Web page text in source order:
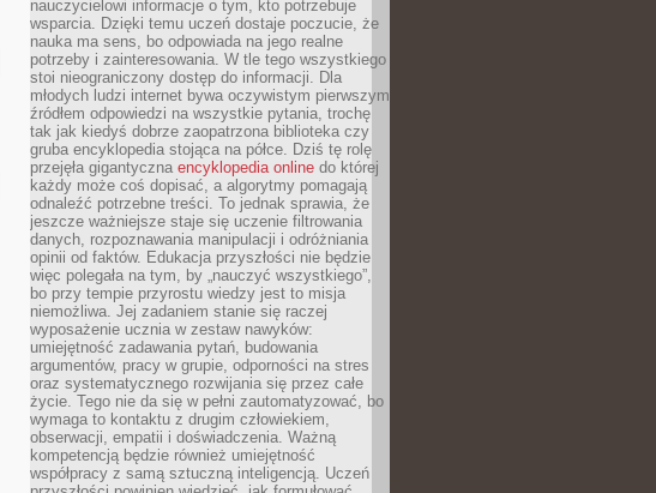
nauczycielowi informacje o tym, kto potrzebuje
wsparcia. Dzięki temu uczeń dostaje poczucie, że
nauka ma sens, bo odpowiada na jego realne
potrzeby i zainteresowania. W tle tego wszystkiego
stoi nieograniczony dostęp do informacji. Dla
młodych ludzi internet bywa oczywistym pierwszym
źródłem odpowiedzi na wszystkie pytania, trochę
tak jak kiedyś dobrze zaopatrzona biblioteka czy
gruba encyklopedia stojąca na półce. Dziś tę rolę
przejęła gigantyczna encyklopedia online do której
każdy może coś dopisać, a algorytmy pomagają
odnaleźć potrzebne treści. To jednak sprawia, że
jeszcze ważniejsze staje się uczenie filtrowania
danych, rozpoznawania manipulacji i odróżniania
opinii od faktów. Edukacja przyszłości nie będzie
więc polegała na tym, by „nauczyć wszystkiego”,
bo przy tempie przyrostu wiedzy jest to misja
niemożliwa. Jej zadaniem stanie się raczej
wyposażenie ucznia w zestaw nawyków:
umiejętność zadawania pytań, budowania
argumentów, pracy w grupie, odporności na stres
oraz systematycznego rozwijania się przez całe
życie. Tego nie da się w pełni zautomatyzować, bo
wymaga to kontaktu z drugim człowiekiem,
obserwacji, empatii i doświadczenia. Ważną
kompetencją będzie również umiejętność
współpracy z samą sztuczną inteligencją. Uczeń